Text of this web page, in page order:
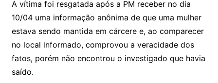
A vítima foi resgatada após a PM receber no dia
10/04 uma informação anônima de que uma mulher
estava sendo mantida em cárcere e, ao comparecer
no local informado, comprovou a veracidade dos
fatos, porém não encontrou o investigado que havia
saído.